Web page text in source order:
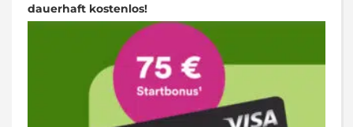
dauerhaft kostenlos!